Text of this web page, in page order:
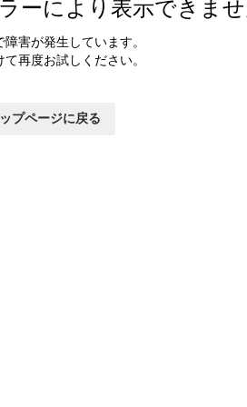
ーにより表示できま
害が発生しています。
再度お試しください。
ップページに戻る